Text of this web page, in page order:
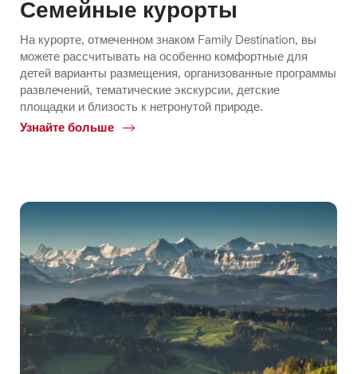
Семейные курорты
На курорте, отмеченном знаком Family Destination, вы
можете рассчитывать на особенно комфортные для
детей варианты размещения, организованные программы
развлечений, тематические экскурсии, детские
площадки и близость к нетронутой природе.
Узнайте больше
Common.Of